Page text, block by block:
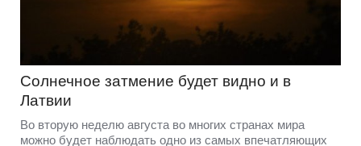
Солнечное затмение будет видно и в
Латвии
Во вторую неделю августа во многих странах мира
можно будет наблюдать одно из самых впечатляющих